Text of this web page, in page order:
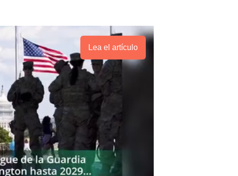
Lea el artículo